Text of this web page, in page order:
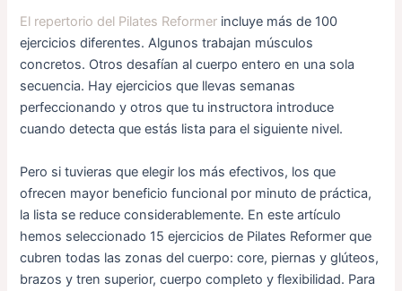
El repertorio del Pilates Reformer incluye más de 100
ejercicios diferentes. Algunos trabajan músculos
concretos. Otros desafían al cuerpo entero en una sola
secuencia. Hay ejercicios que llevas semanas
perfeccionando y otros que tu instructora introduce
cuando detecta que estás lista para el siguiente nivel.
Pero si tuvieras que elegir los más efectivos, los que
ofrecen mayor beneficio funcional por minuto de práctica,
la lista se reduce considerablemente. En este artículo
hemos seleccionado 15 ejercicios de Pilates Reformer que
cubren todas las zonas del cuerpo: core, piernas y glúteos,
brazos y tren superior, cuerpo completo y flexibilidad. Para